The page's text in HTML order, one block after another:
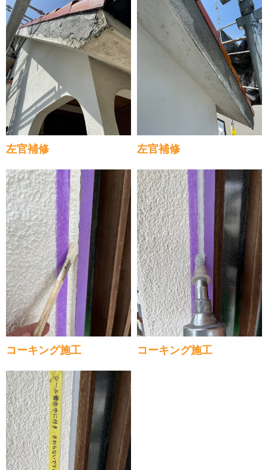
左官補修 左官補修
コーキング施工 コーキング施工